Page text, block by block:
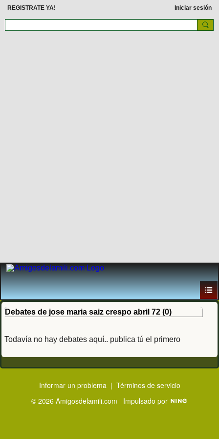
REGISTRATE YA! Iniciar sesión
Debates de jose maria saiz crespo abril 72 (0)
Todavía no hay debates aquí.. publica tú el primero
Informar un problema | Términos de servicio
© 2026 Amigosdelamili.com Impulsado por